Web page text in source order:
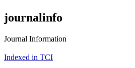
journalinfo
Journal Information
Indexed in TCI